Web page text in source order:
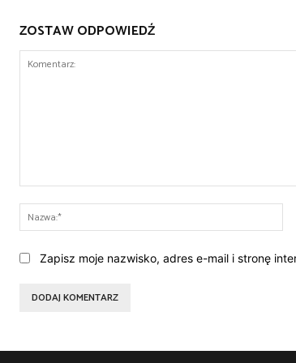
ZOSTAW ODPOWIEDŹ
Zapisz moje nazwisko, adres e-mail i stronę